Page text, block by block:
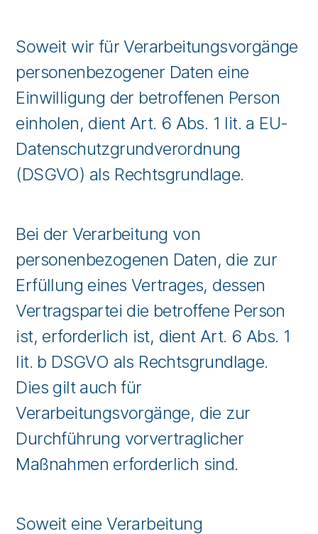
Soweit wir für Verarbeitungsvorgänge
personenbezogener Daten eine
Einwilligung der betroffenen Person
einholen, dient Art. 6 Abs. 1 lit. a EU-
Datenschutzgrundverordnung
(DSGVO) als Rechtsgrundlage.
Bei der Verarbeitung von
personenbezogenen Daten, die zur
Erfüllung eines Vertrages, dessen
Vertragspartei die betroffene Person
ist, erforderlich ist, dient Art. 6 Abs. 1
lit. b DSGVO als Rechtsgrundlage.
Dies gilt auch für
Verarbeitungsvorgänge, die zur
Durchführung vorvertraglicher
Maßnahmen erforderlich sind.
Soweit eine Verarbeitung